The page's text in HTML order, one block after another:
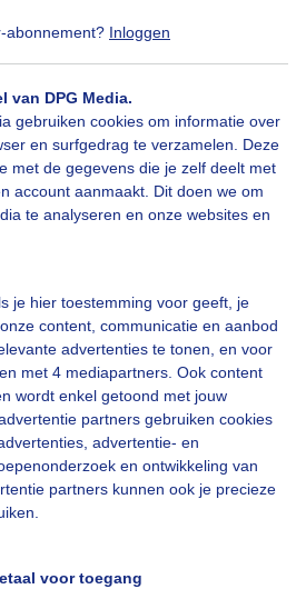
abonnement? Inloggen
van DPG Media.
gebruiken cookies om informatie over
en surfgedrag te verzamelen. Deze
met de gegevens die je zelf deelt met
account aanmaakt. Dit doen we om
te analyseren en onze websites en
je hier toestemming voor geeft, je
content, communicatie en aanbod
advertenties te tonen, en voor
met 4 mediapartners. Ook content
wordt enkel getoond met jouw
partners gebruiken cookies
advertentie- en
en ontwikkeling van
partners kunnen ook je precieze
voor toegang
moment geduld aub...